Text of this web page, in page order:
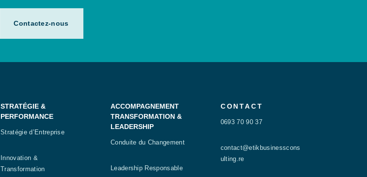
Contactez-nous
STRATÉGIE &
PERFORMANCE
Stratégie d’Entreprise
Innovation &
Transformation
ACCOMPAGNEMENT
TRANSFORMATION &
LEADERSHIP
Conduite du Changement
Leadership Responsable
CONTACT
0693 70 90 37
contact@etikbusinesscons
ulting.re